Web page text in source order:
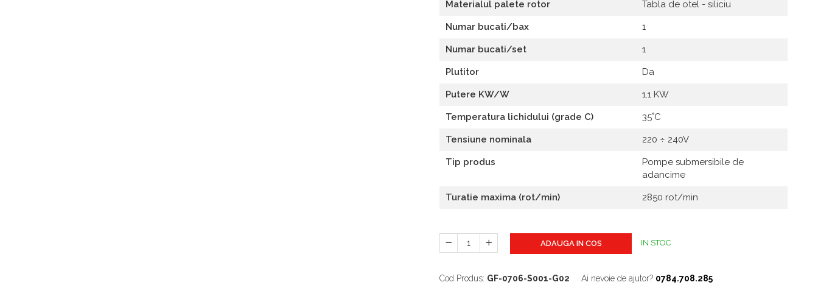
Materialul palete rotor Tabla de otel - siliciu
Numar bucati/bax 1
Numar bucati/set 1
Plutitor Da
Putere KW/W 1.1 KW
Temperatura lichidului (grade C) 35˚C
Tensiune nominala 220 ÷ 240V
Tip produs
Pompe submersibile de
adancime
Turatie maxima (rot/min) 2850 rot/min
ADAUGA IN COS IN STOC
Cod Produs: GF-0706-S001-G02 Ai nevoie de ajutor? 0784.708.285